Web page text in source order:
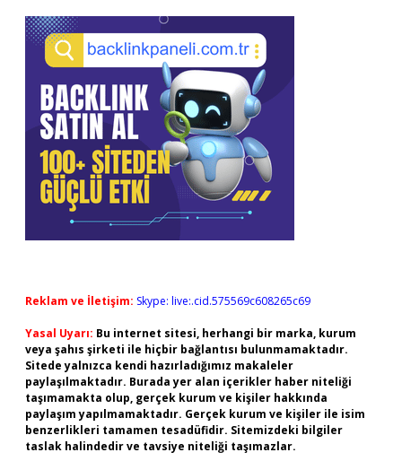
Reklam ve İletişim: Skype: live:.cid.575569c608265c69
Yasal Uyarı: Bu internet sitesi, herhangi bir marka, kurum
veya şahıs şirketi ile hiçbir bağlantısı bulunmamaktadır.
Sitede yalnızca kendi hazırladığımız makaleler
paylaşılmaktadır. Burada yer alan içerikler haber niteliği
taşımamakta olup, gerçek kurum ve kişiler hakkında
paylaşım yapılmamaktadır. Gerçek kurum ve kişiler ile isim
benzerlikleri tamamen tesadüfidir. Sitemizdeki bilgiler
taslak halindedir ve tavsiye niteliği taşımazlar.